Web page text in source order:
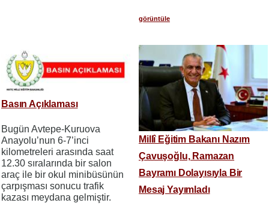
görüntüle
Basın Açıklaması
Bugün Avtepe-Kuruova
Anayolu’nun 6-7’inci
kilometreleri arasında saat
12.30 sıralarında bir salon
araç ile bir okul minibüsünün
çarpışması sonucu trafik
kazası meydana gelmiştir.
Millî Eğitim Bakanı Nazım
Çavuşoğlu, Ramazan
Bayramı Dolayısıyla Bir
Mesaj Yayımladı